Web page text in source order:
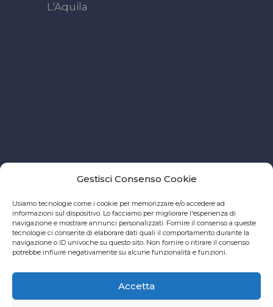
Gestisci Consenso Cookie
Usiamo tecnologie come i cookie per memorizzare e/o accedere ad
informazioni sul dispositivo. Lo facciamo per migliorare l'esperienza di
navigazione e mostrare annunci personalizzati. Fornire il consenso a queste
tecnologie ci consente di elaborare dati quali il comportamento durante la
navigazione o ID univoche su questo sito. Non fornire o ritirare il consenso
potrebbe influire negativamente su alcune funzionalità e funzioni.
Accetta
L'Aquila